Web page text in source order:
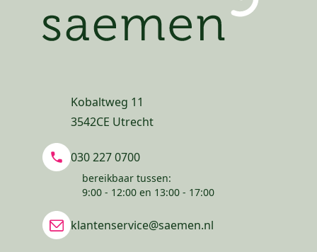
Kobaltweg 11
3542CE Utrecht
030 227 0700
bereikbaar tussen:
9:00 - 12:00 en 13:00 - 17:00
klantenservice@saemen.nl